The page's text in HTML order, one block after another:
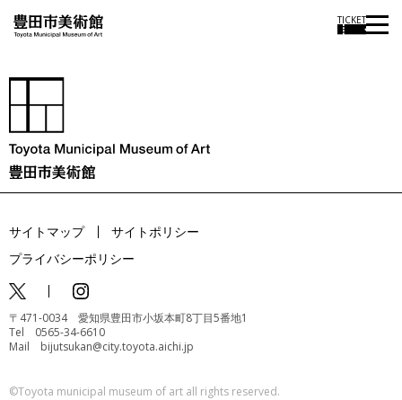
TICKET
サイトマップ
サイトポリシー
プライバシーポリシー
〒471-0034 愛知県豊田市小坂本町8丁目5番地1
Tel 0565-34-6610
Mail bijutsukan@city.toyota.aichi.jp
©️Toyota municipal museum of art all rights reserved.